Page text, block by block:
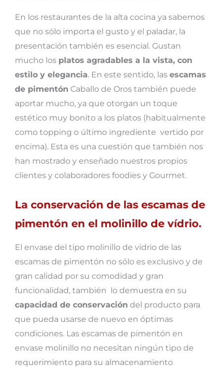
En los restaurantes de la alta cocina ya sabemos
que no sólo importa el gusto y el paladar, la
presentación también es esencial. Gustan
mucho los platos agradables a la vista, con
estilo y elegancia. En este sentido, las escamas
de pimentón Caballo de Oros también puede
aportar mucho, ya que otorgan un toque
estético muy bonito a los platos (habitualmente
como topping o último ingrediente vertido por
encima). Esta es una cuestión que también nos
han mostrado y enseñado nuestros propios
clientes y colaboradores foodies y Gourmet.
La conservación de las escamas de
pimentón en el molinillo de vídrio.
El envase del tipo molinillo de vidrio de las
escamas de pimentón no sólo es exclusivo y de
gran calidad por su comodidad y gran
funcionalidad, también lo demuestra en su
capacidad de conservación del producto para
que pueda usarse de nuevo en óptimas
condiciones. Las escamas de pimentón en
envase molinillo no necesitan ningún tipo de
requerimiento para su almacenamiento